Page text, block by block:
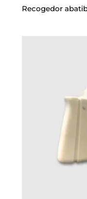
Recogedor